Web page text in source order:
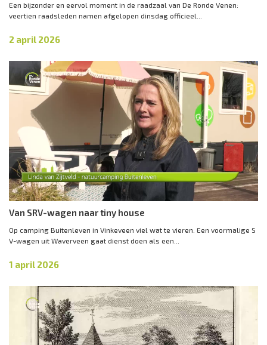
Een bijzonder en eervol moment in de raadzaal van De Ronde Venen:
veertien raadsleden namen afgelopen dinsdag officieel...
2 april 2026
Van SRV-wagen naar tiny house
Op camping Buitenleven in Vinkeveen viel wat te vieren. Een voormalige S
V-wagen uit Waverveen gaat dienst doen als een...
1 april 2026